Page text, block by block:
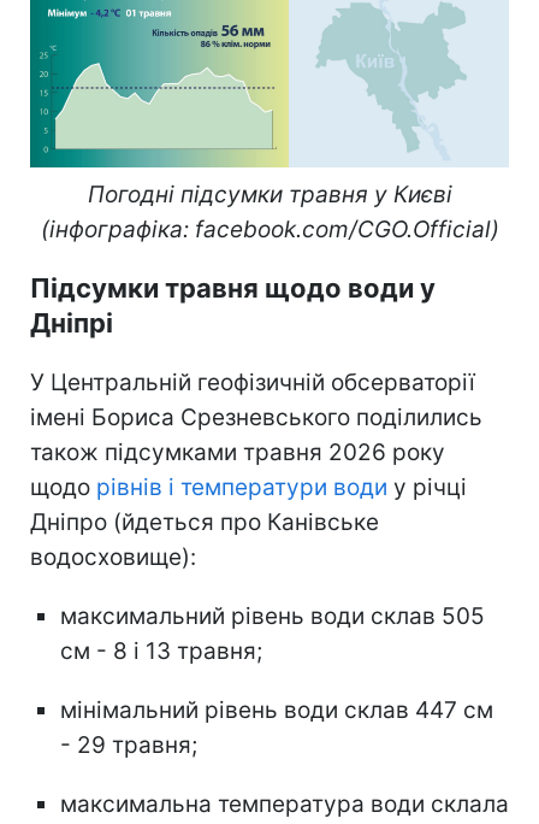
Погодні підсумки травня у Києві
(інфографіка: facebook.com/CGO.Official)
Підсумки травня щодо води у
Дніпрі
У Центральній геофізичній обсерваторії
імені Бориса Срезневського поділились
також підсумками травня 2026 року
щодо рівнів і температури води у річці
Дніпро (йдеться про Канівське
водосховище):
максимальний рівень води склав 505
см - 8 і 13 травня;
мінімальний рівень води склав 447 см
- 29 травня;
максимальна температура води склала